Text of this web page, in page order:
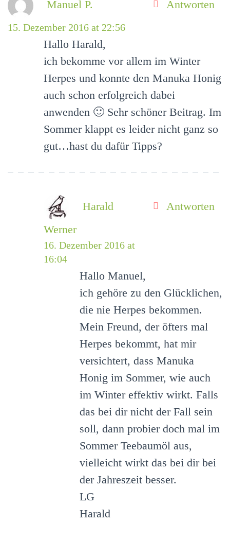
Manuel P.
15. Dezember 2016 at 22:56
Antworten
Hallo Harald,
ich bekomme vor allem im Winter
Herpes und konnte den Manuka Honig
auch schon erfolgreich dabei
anwenden 🙂 Sehr schöner Beitrag. Im
Sommer klappt es leider nicht ganz so
gut…hast du dafür Tipps?
Harald
Werner
16. Dezember 2016 at
16:04
Antworten
Hallo Manuel,
ich gehöre zu den Glücklichen,
die nie Herpes bekommen.
Mein Freund, der öfters mal
Herpes bekommt, hat mir
versichtert, dass Manuka
Honig im Sommer, wie auch
im Winter effektiv wirkt. Falls
das bei dir nicht der Fall sein
soll, dann probier doch mal im
Sommer Teebaumöl aus,
vielleicht wirkt das bei dir bei
der Jahreszeit besser.
LG
Harald